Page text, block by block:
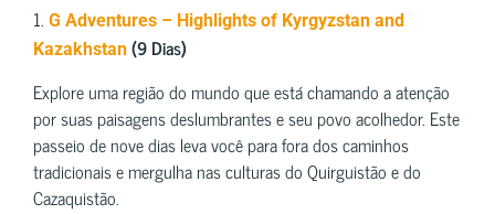
1. G Adventures – Highlights of Kyrgyzstan and
Kazakhstan (9 Dias)
Explore uma região do mundo que está chamando a atenção
por suas paisagens deslumbrantes e seu povo acolhedor. Este
passeio de nove dias leva você para fora dos caminhos
tradicionais e mergulha nas culturas do Quirguistão e do
Cazaquistão.